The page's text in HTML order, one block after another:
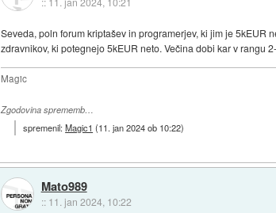
Seveda, poln forum kriptašev in programerjev, ki jim je 5kEUR
zdravnikov, ki potegnejo 5kEUR neto. Večina dobi kar v rangu
Magic
Zgodovina sprememb…
spremenil:Magic1 (11. jan 2024 ob 10:22)
Mato989
:: 11. jan 2024, 10:22